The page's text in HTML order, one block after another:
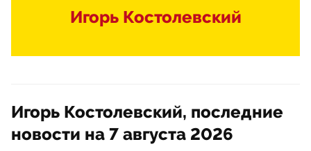
Игорь Костолевский
Игорь Костолевский, последние
новости на 7 августа 2026